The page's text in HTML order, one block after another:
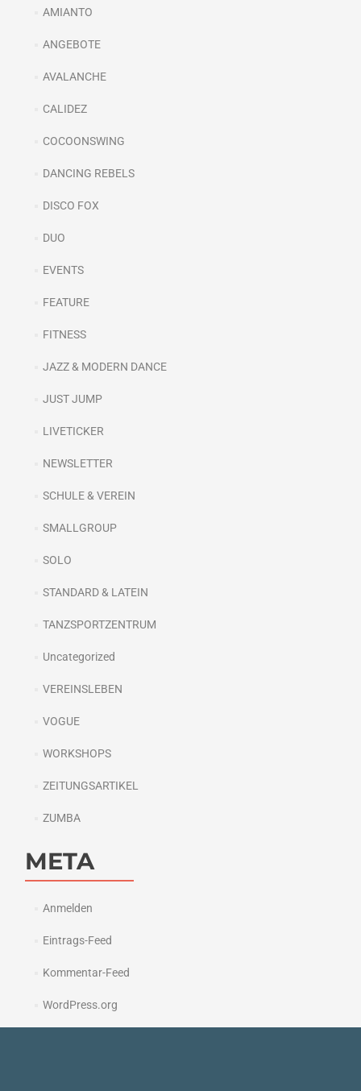
AMIANTO
ANGEBOTE
AVALANCHE
CALIDEZ
COCOONSWING
DANCING REBELS
DISCO FOX
DUO
EVENTS
FEATURE
FITNESS
JAZZ & MODERN DANCE
JUST JUMP
LIVETICKER
NEWSLETTER
SCHULE & VEREIN
SMALLGROUP
SOLO
STANDARD & LATEIN
TANZSPORTZENTRUM
Uncategorized
VEREINSLEBEN
VOGUE
WORKSHOPS
ZEITUNGSARTIKEL
ZUMBA
META
Anmelden
Eintrags-Feed
Kommentar-Feed
WordPress.org